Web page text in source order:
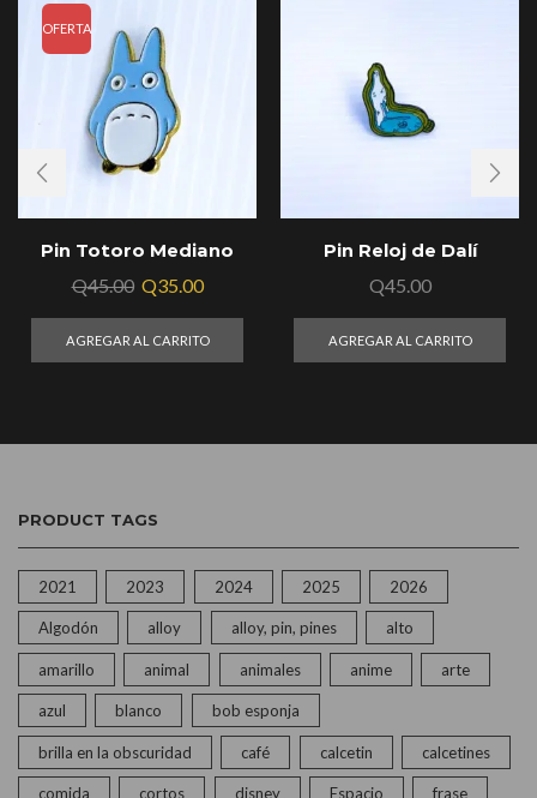
OFERTA
Pin Totoro Mediano
Q45.00 Q35.00
AGREGAR AL CARRITO
Pin Reloj de Dalí
Q45.00
AGREGAR AL CARRITO
PRODUCT TAGS
2021 2023 2024 2025 2026
Algodón alloy alloy, pin, pines alto
amarillo animal animales anime arte
azul blanco bob esponja
brilla en la obscuridad café calcetin calcetines
comida cortos disney Espacio frase